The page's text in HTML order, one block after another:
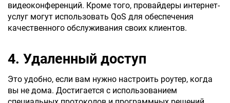
видеоконференций. Кроме того, провайдеры интернет-
услуг могут использовать QoS для обеспечения
качественного обслуживания своих клиентов.
4. Удаленный доступ
Это удобно, если вам нужно настроить роутер, когда
вы не дома. Достигается с использованием